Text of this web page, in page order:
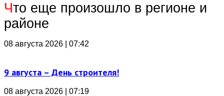
Что еще произошло в регионе и
районе
08 августа 2026 | 07:42
9 августа – День строителя!
08 августа 2026 | 07:19